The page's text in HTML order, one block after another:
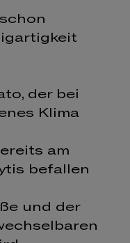
der bei
Klima
am
befallen
und der